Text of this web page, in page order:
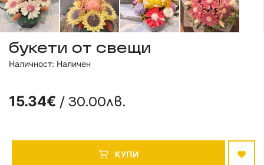
букети от свещи
Наличност: Наличен
15.34€ / 30.00лв.
КУПИ